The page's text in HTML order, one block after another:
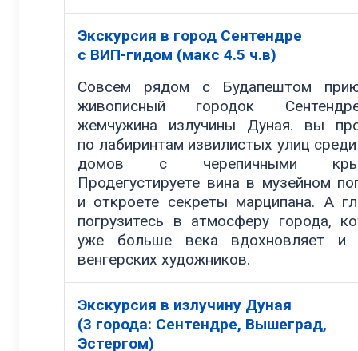
Экскурсия в город Сентендре
с ВИП-гидом (макс 4.5 ч.в)
Совсем рядом с Будапештом
живописный городок
жемчужина излучины Дуная. вы
по лабиринтам извилистых улиц
домов с черепичными
Продегустируете вина в музейном
и откроете секреты марципана. А
погрузитесь в атмосферу города,
уже больше века вдохновляет и
венгерских художников.
Экскурсия в излучину Дуная
(3 города: Сентендре, Вышеград,
Эстергом)